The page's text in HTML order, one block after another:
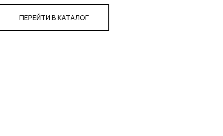
ПЕРЕЙТИ В КАТАЛОГ